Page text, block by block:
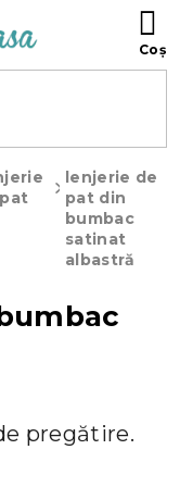
lenjerie de
pat din
bumbac
satinat
albastră
pregătire.